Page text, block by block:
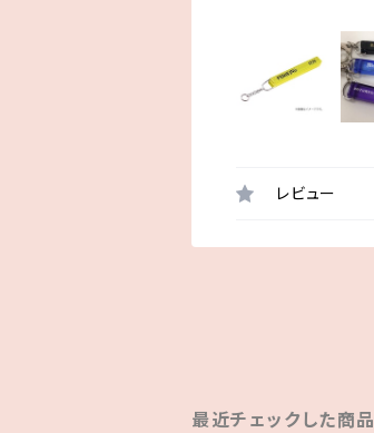
レビュー
最近チェックした商品